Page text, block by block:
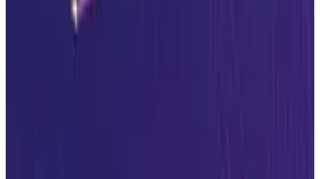
Vorgaben und ihre Bedeutung für die Getreidebranche.
Franca Werhahn · 17 min